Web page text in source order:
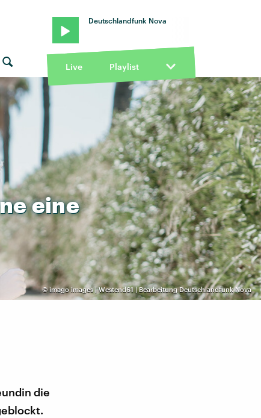
Deutschlandfunk Nova
Live Playlist
©imago images | Westend61 | Bearbeitung Deutschlandfunk Nova
eine
die